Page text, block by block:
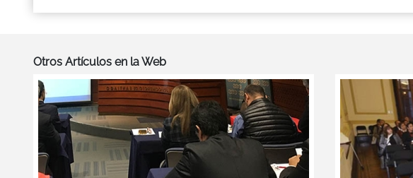
Otros Artículos en la Web